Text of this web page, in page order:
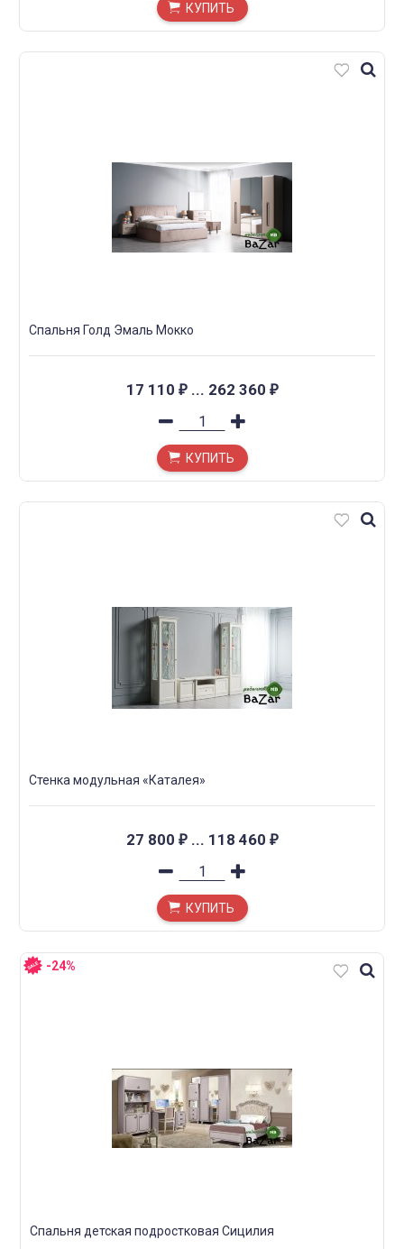
КУПИТЬ
Спальня Голд Эмаль Мокко
17 110 ₽... 262 360 ₽
КУПИТЬ
Стенка модульная «Каталея»
27 800 ₽... 118 460 ₽
КУПИТЬ
-24%
Спальня детская подростковая Сицилия